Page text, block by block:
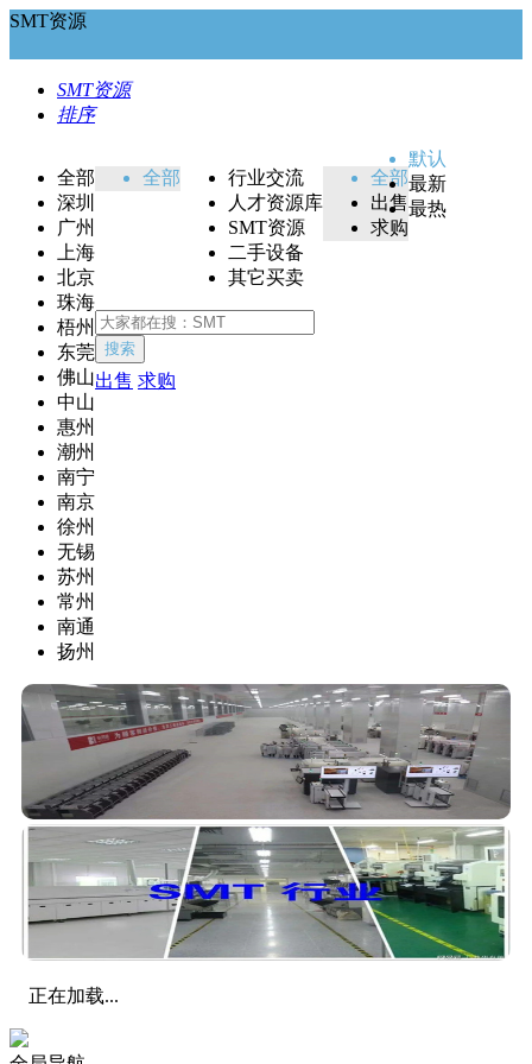
SMT资源
SMT资源
排序
全部
深圳
广州
上海
北京
珠海
梧州
东莞
佛山
中山
惠州
潮州
南宁
南京
徐州
无锡
苏州
常州
南通
扬州
全部
行业交流
人才资源库
SMT资源
二手设备
其它买卖
全部
出售
求购
默认
最新
最热
搜索
出售 求购
正在加载...